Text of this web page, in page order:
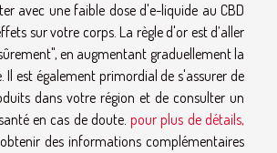
avec une faible dose d'e-liquide au CBD
sur votre corps. La règle d'or est d’aller
en augmentant graduellement la
Il est également primordial de s'assurer de
dans votre région et de consulter un
en cas de doute.pour plus de détails,
des informations complémentaires